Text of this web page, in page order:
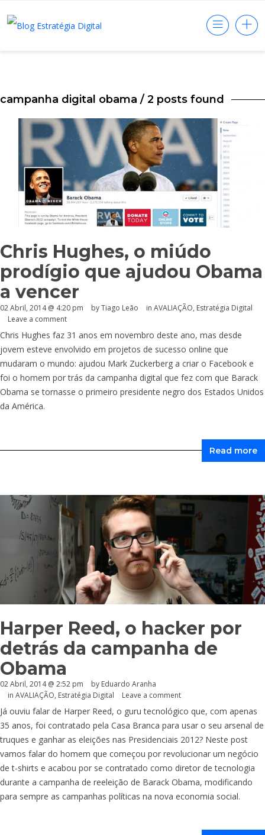
campanha digital obama / 2 posts found
Chris Hughes, o miúdo
prodígio que ajudou Obama
a vencer
02 Abril, 2014 @ 4:20 pm by Tiago Leão in AVALIAÇÃO, Estratégia Digital
Leave a comment
Chris Hughes faz 31 anos em novembro deste ano, mas desde
jovem esteve envolvido em projetos de sucesso online que
mudaram o mundo: ajudou Mark Zuckerberg a criar o Facebook e
foi o homem por trás da campanha digital que fez com que Barack
Obama se tornasse o primeiro presidente negro dos Estados Unidos
da América.
Read more
Harper Reed, o hacker por
detrás da campanha de
Obama
02 Abril, 2014 @ 2:52 pm by Eduardo Aranha
in AVALIAÇÃO, Estratégia Digital Leave a comment
Já ouviu falar de Harper Reed, o guru tecnológico que, com apenas
35 anos, foi contratado pela Casa Branca para usar o seu arsenal de
truques e ganhar as eleições nas Presidenciais 2012? Neste post
vamos falar do homem que começou por revolucionar um negócio
de t-shirts e acabou por se contratado como diretor de tecnologia
durante a campanha de reeleição de Barack Obama, modificando
para sempre as campanhas políticas na nova economia social.